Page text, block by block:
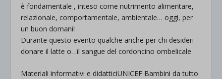
è fondamentale , inteso come nutrimento alimentare,
relazionale, comportamentale, ambientale… oggi, per
un buon domani!
Durante questo evento qualche anche per chi desideri
donare il latte o…il sangue del cordoncino ombelicale
Materiali informativi e didatticiUNICEF Bambini da tutto